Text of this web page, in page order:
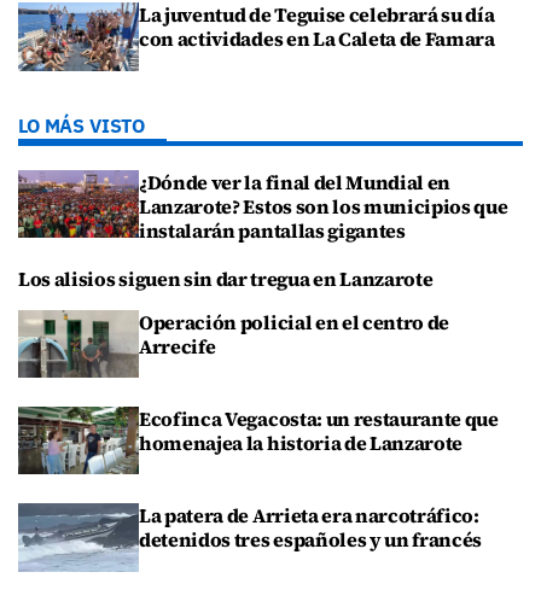
La juventud de Teguise celebrará su día
con actividades en La Caleta de Famara
LO MÁS VISTO
¿Dónde ver la final del Mundial en
Lanzarote? Estos son los municipios que
instalarán pantallas gigantes
Los alisios siguen sin dar tregua en Lanzarote
Operación policial en el centro de
Arrecife
Ecofinca Vegacosta: un restaurante que
homenajea la historia de Lanzarote
La patera de Arrieta era narcotráfico:
detenidos tres españoles y un francés